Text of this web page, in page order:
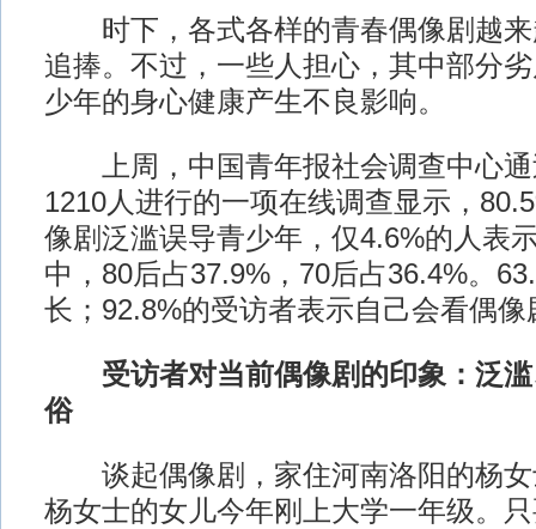
时下，各式各样的青春偶像剧越来
追捧。不过，一些人担心，其中部分
少年的身心健康产生不良影响。
上周，中国青年报社会调查中心通
1210人进行的一项在线调查显示，
像剧泛滥误导青少年，仅4.6%的人表
中，80后占37.9%，70后占36.4%。
长；92.8%的受访者表示自己会看偶像
受访者对当前偶像剧的印象：泛
俗
谈起偶像剧，家住河南洛阳的杨女
杨女士的女儿今年刚上大学一年级。